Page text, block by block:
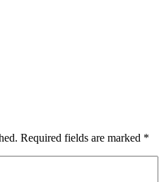
Required fields are marked *